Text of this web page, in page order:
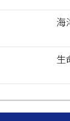
海
生